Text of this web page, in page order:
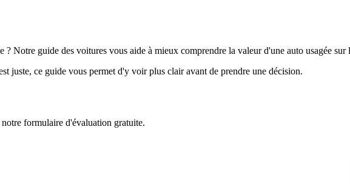
Notre guide des voitures vous aide à mieux comprendre la valeur d'une auto usagée sur
juste, ce guide vous permet d'y voir plus clair avant de prendre une décision.
formulaire d'évaluation gratuite.